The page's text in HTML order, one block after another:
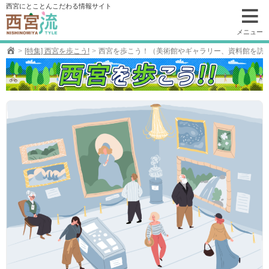
コ
ン
テ
ン
ツ
へ
移
西宮にとことんこだわる情報サイト
メニュー
[特集] 西宮を歩こう! 西宮を歩こう！（美術館やギャラリー、資料館を訪